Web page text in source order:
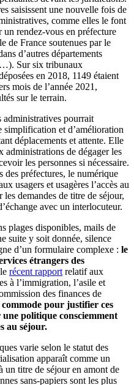
saisissent une nouvelle fois de
comme elles le font
rendez-vous en préfecture
de France soutenues par le
d’autres départements
Sur six tribunaux
en 2018, 1149 étaient
mois de l’année 2021,
sur le terrain.
administratives pourrait
simplification et d’amélioration
déplacements et attente. Elle
administrations de dégager les
les personnes si nécessaire.
des préfectures, le numérique
usagers et usagères l’accès au
demandes de titre de séjour,
avec un interlocuteur.
plages disponibles, mails de
suite y soit donnée, silence
d’un formulaire complexe : le
étrangers des
récent rapport relatif aux
à l’immigration, l’asile et
des finances de
pour justifier ces
politique consciemment
au séjour.
varie selon le statut des
apparaît comme un
un titre de séjour en amont de
sans-papiers sont les plus